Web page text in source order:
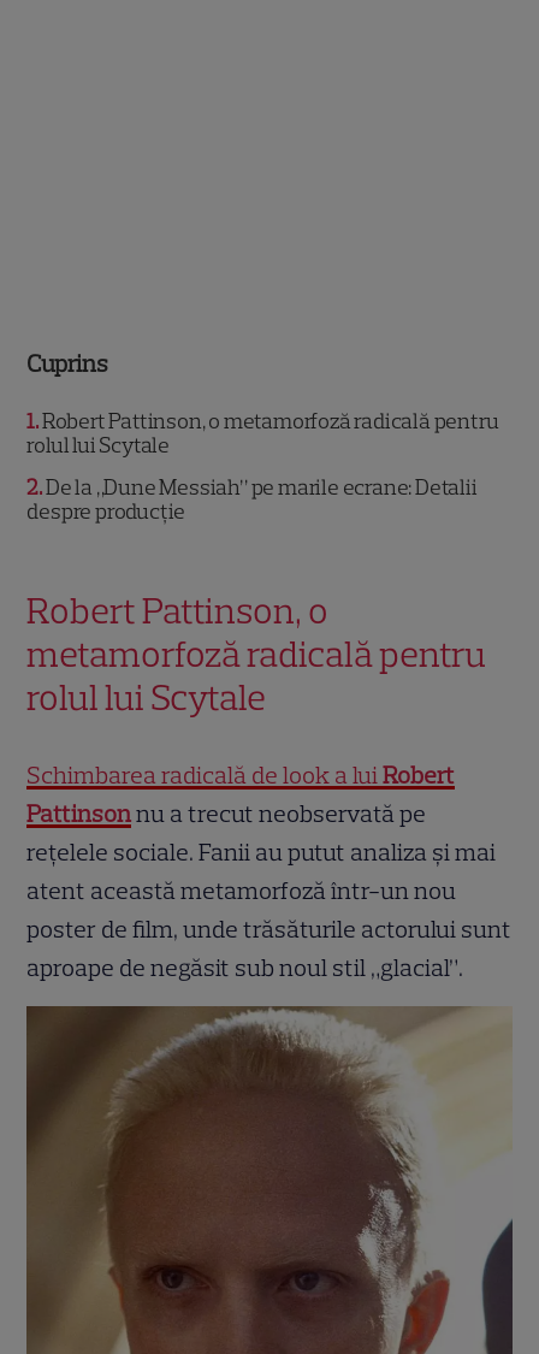
Cuprins
1 Robert Pattinson, o metamorfoză radicală pentru
rolul lui Scytale
2 De la „Dune Messiah” pe marile ecrane: Detalii
despre producție
Robert Pattinson, o
metamorfoză radicală pentru
rolul lui Scytale
Schimbarea radicală de look a luiRobert
Pattinsonnu a trecut neobservată pe
rețelele sociale. Fanii au putut analiza și mai
atent această metamorfoză într-un nou
poster de film, unde trăsăturile actorului sunt
aproape de negăsit sub noul stil „glacial”.